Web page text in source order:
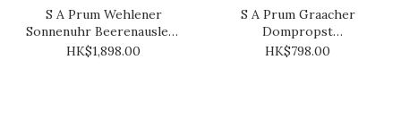
S A Prum Wehlener
Sonnenuhr Beerenauslese
2003 (375ml)
HK$1,898.00
S A Prum Graacher
Dompropst
Beerenauslese 2005
HK$798.00